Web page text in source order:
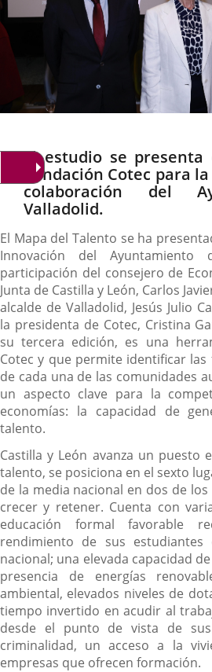
Descripción
El estudio se
Fundación Cotec para
colaboración del
Valladolid.
El Mapa del Talento se ha
Innovación del
participación del consejero de
Junta de Castilla y León, Carlos
alcalde de Valladolid, Jesús Julio
la presidenta de Cotec, Cristina
su tercera edición, es una
Cotec y que permite identificar las
de cada una de las comunidades
un aspecto clave para la
economías: la capacidad de
talento.
Castilla y León avanza un puesto
talento, se posiciona en el sexto
de la media nacional en dos de
crecer y retener. Cuenta con
educación formal favorable
rendimiento de sus estudiantes
nacional; una elevada capacidad
presencia de energías
ambiental, elevados niveles de
tiempo invertido en acudir al
desde el punto de vista de
criminalidad, un acceso a la
empresas que ofrecen formación.